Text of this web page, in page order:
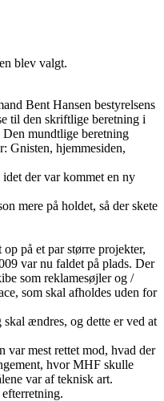
blev valgt.
Bent Hansen bestyrelsens
til den skriftlige beretning i
Den mundtlige beretning
Gnisten, hjemmesiden,
der var kommet en ny
mere på holdet, så der skete
på et par større projekter,
var nu faldet på plads. Der
som reklamesøjler og /
som skal afholdes uden for
ændres, og dette er ved at
var mest rettet mod, hvad der
hvor MHF skulle
var af teknisk art.